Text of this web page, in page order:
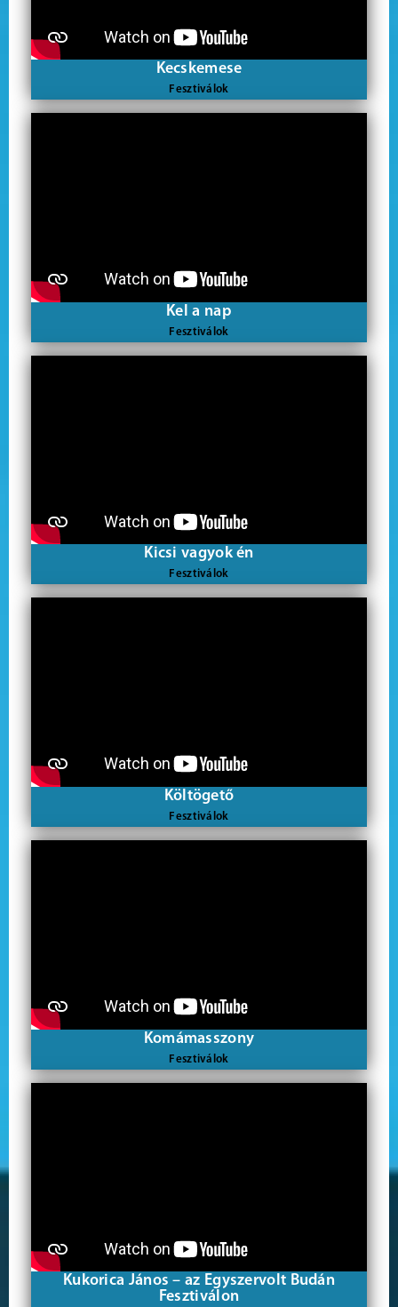
Kecskemese
Fesztiválok
Kel a nap
Fesztiválok
Kicsi vagyok én
Fesztiválok
Költögető
Fesztiválok
Komámasszony
Fesztiválok
Kukorica János – az Egyszervolt Budán
Fesztiválon